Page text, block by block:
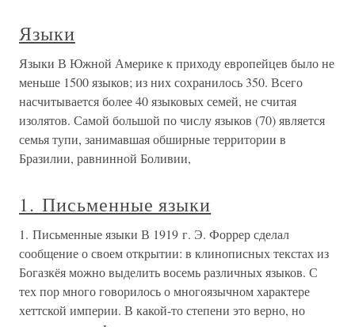
Языки
Языки В Южной Америке к приходу европейцев было не
меньше 1500 языков; из них сохранилось 350. Всего
насчитывается более 40 языковых семей, не считая
изолятов. Самой большой по числу языков (70) является
семья тупи, занимавшая обширные территории в
Бразилии, равнинной Боливии,
1. Письменные языки
1. Письменные языки В 1919 г. Э. Форрер сделал
сообщение о своем открытии: в клинописных текстах из
Богазкёя можно выделить восемь различных языков. С
тех пор много говорилось о многоязычном характере
хеттской империи. В какой-то степени это верно, но